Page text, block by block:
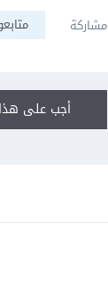
مشاركة
أجب على